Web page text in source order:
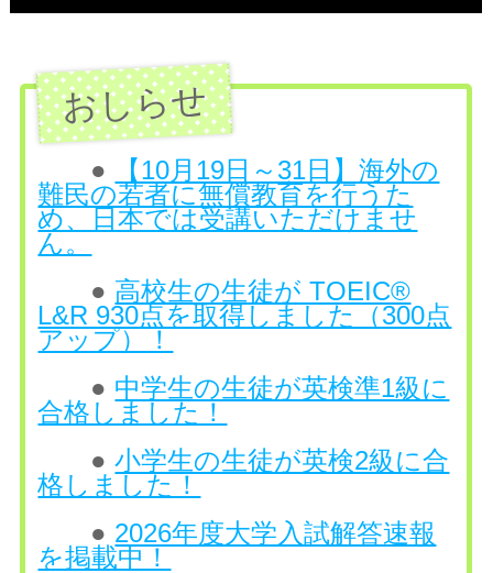
●
【10月19日～31日】海外の
難民の若者に無償教育を行うた
め、日本では受講いただけませ
ん。
● 高校生の生徒が TOEIC®
L&R 930点を取得しました（300点
アップ）！
● 中学生の生徒が英検準1級に
合格しました！
●小学生の生徒が英検2級に合
格しました！
● 2026年度大学入試解答速報
を掲載中！